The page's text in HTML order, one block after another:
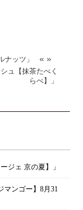
ジェ 京の夏】」
マンゴー】8月31
«
ッツ」
ュ【抹茶たべく
らべ】」
»